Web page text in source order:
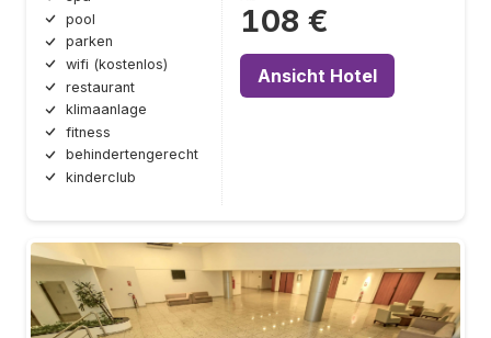
pool
parken
wifi (kostenlos)
restaurant
klimaanlage
fitness
behindertengerecht
kinderclub
108 €
Ansicht Hotel